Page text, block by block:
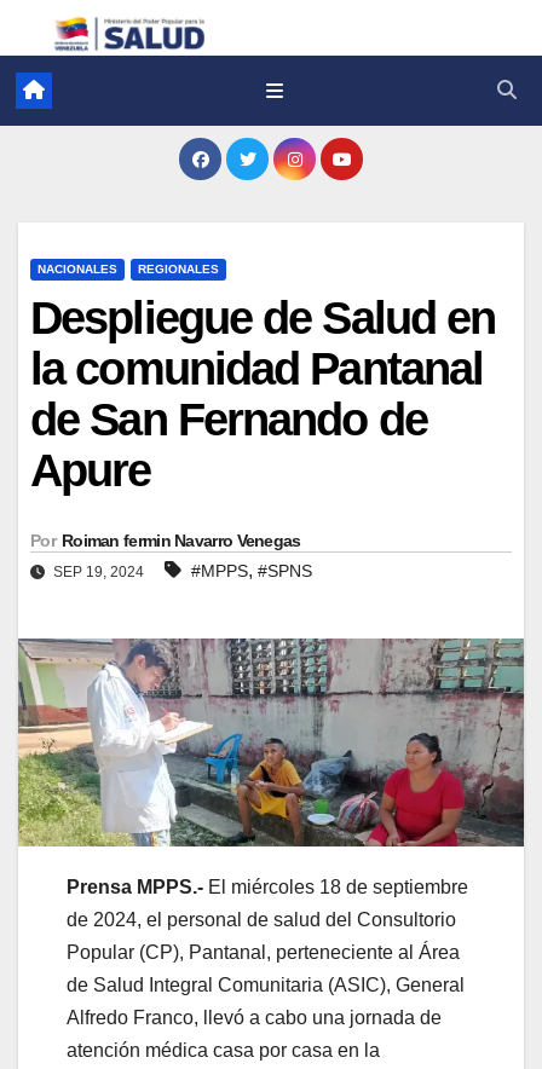
NACIONALES REGIONALES
Despliegue de Salud en
la comunidad Pantanal
de San Fernando de
Apure
Por Roiman fermin Navarro Venegas
SEP 19, 2024 #MPPS, #SPNS
Prensa MPPS.- El miércoles 18 de septiembre
de 2024, el personal de salud del Consultorio
Popular (CP), Pantanal, perteneciente al Área
de Salud Integral Comunitaria (ASIC), General
Alfredo Franco, llevó a cabo una jornada de
atención médica casa por casa en la